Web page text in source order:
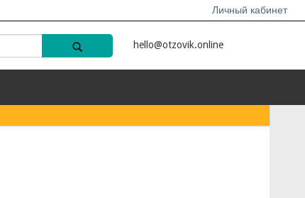
Личный кабинет
hello@otzovik.online